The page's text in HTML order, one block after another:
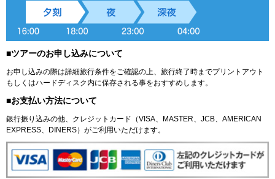
■ツアーのお申し込みについて
お申し込みの際は詳細旅行条件をご確認の上、旅行終了時までプリントアウト
もしくはハードディスク内に保存される事をおすすめします。
■お支払い方法について
銀行振り込みの他、クレジットカード（VISA、MASTER、JCB、AMERICAN
EXPRESS、DINERS）がご利用いただけます。